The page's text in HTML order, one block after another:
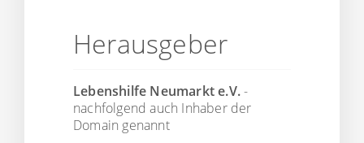
Herausgeber
Lebenshilfe Neumarkt e.V.-
nachfolgend auch Inhaber der
Domain genannt